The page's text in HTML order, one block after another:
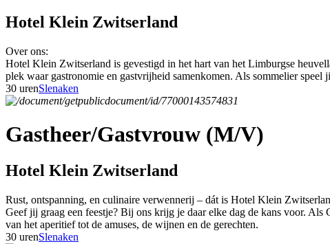
Hotel Klein Zwitserland
Over ons:
Hotel Klein Zwitserland is gevestigd in het hart van het Limburgse
plek waar gastronomie en gastvrijheid samenkomen. Als sommelier
30 urenSlenaken
Gastheer/Gastvrouw (M/V)
Hotel Klein Zwitserland
Rust, ontspanning, en culinaire verwennerij – dát is Hotel Klein
Geef jij graag een feestje? Bij ons krijg je daar elke dag de kans voor.
van het aperitief tot de amuses, de wijnen en de gerechten.
30 urenSlenaken